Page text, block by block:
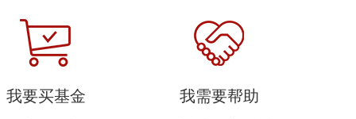
我要买基金 我需要帮助